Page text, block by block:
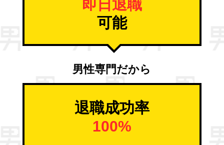
即日退職
可能
男性専門だから
退職成功率
100%